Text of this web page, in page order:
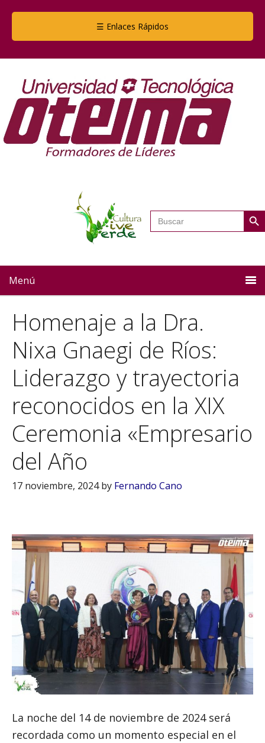
☰ Enlaces Rápidos
Buscar: Botón
Menú
Homenaje a la Dra.
Nixa Gnaegi de Ríos:
Liderazgo y trayectoria
reconocidos en la XIX
Ceremonia «Empresario
del Año
17 noviembre, 2024by Fernando Cano
La noche del 14 de noviembre de 2024 será
recordada como un momento especial en el